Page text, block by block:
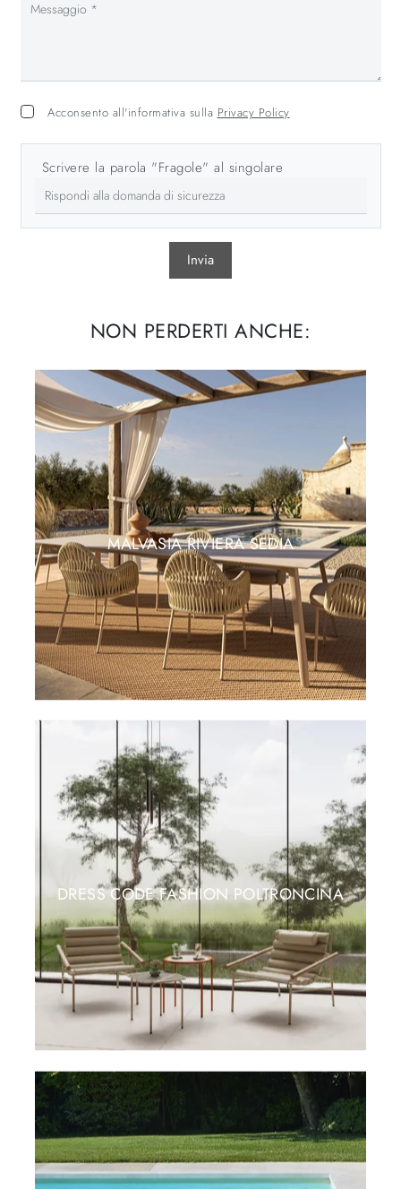
Acconsento all'informativa sulla Privacy Policy
Scrivere la parola "Fragole" al singolare
Invia
NON PERDERTI ANCHE:
MALVASIA RIVIERA SEDIA
DRESS CODE FASHION POLTRONCINA